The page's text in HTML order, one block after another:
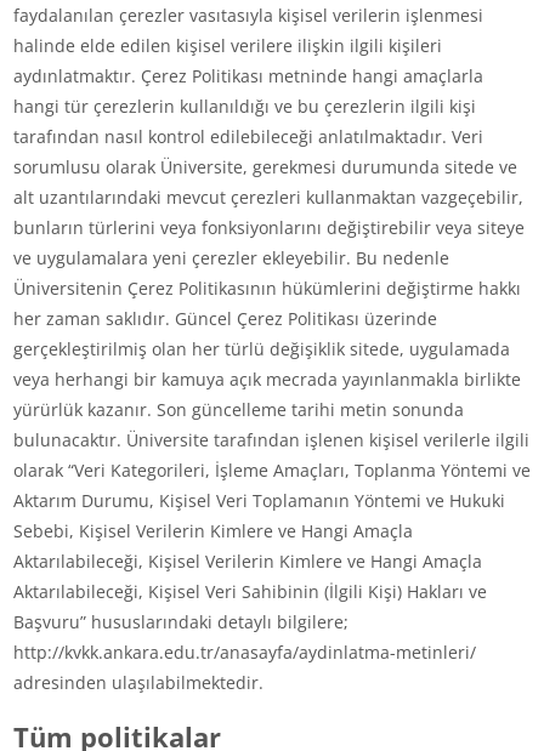
faydalanılan çerezler vasıtasıyla kişisel verilerin işlenmesi
halinde elde edilen kişisel verilere ilişkin ilgili kişileri
aydınlatmaktır. Çerez Politikası metninde hangi amaçlarla
hangi tür çerezlerin kullanıldığı ve bu çerezlerin ilgili kişi
tarafından nasıl kontrol edilebileceği anlatılmaktadır. Veri
sorumlusu olarak Üniversite, gerekmesi durumunda sitede ve
alt uzantılarındaki mevcut çerezleri kullanmaktan vazgeçebilir,
bunların türlerini veya fonksiyonlarını değiştirebilir veya siteye
ve uygulamalara yeni çerezler ekleyebilir. Bu nedenle
Üniversitenin Çerez Politikasının hükümlerini değiştirme hakkı
her zaman saklıdır. Güncel Çerez Politikası üzerinde
gerçekleştirilmiş olan her türlü değişiklik sitede, uygulamada
veya herhangi bir kamuya açık mecrada yayınlanmakla birlikte
yürürlük kazanır. Son güncelleme tarihi metin sonunda
bulunacaktır. Üniversite tarafından işlenen kişisel verilerle ilgili
olarak “Veri Kategorileri, İşleme Amaçları, Toplanma Yöntemi ve
Aktarım Durumu, Kişisel Veri Toplamanın Yöntemi ve Hukuki
Sebebi, Kişisel Verilerin Kimlere ve Hangi Amaçla
Aktarılabileceği, Kişisel Verilerin Kimlere ve Hangi Amaçla
Aktarılabileceği, Kişisel Veri Sahibinin (İlgili Kişi) Hakları ve
Başvuru” hususlarındaki detaylı bilgilere;
http://kvkk.ankara.edu.tr/anasayfa/aydinlatma-metinleri/
adresinden ulaşılabilmektedir.
Tüm politikalar